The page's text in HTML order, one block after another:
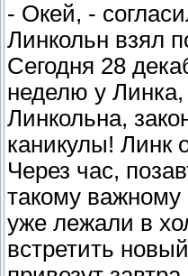
- Окей, -
Линкольн взял
Сегодня 28
неделю у Линка,
Линкольна,
каникулы! Линк
Через час,
такому важному
уже лежали в
встретить